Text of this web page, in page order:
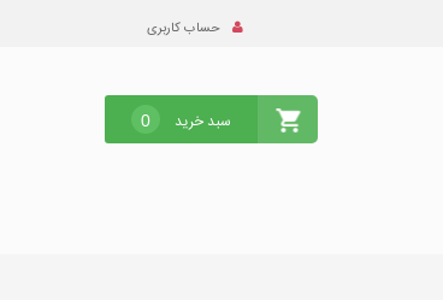
حساب کاربری
سبد خرید 0